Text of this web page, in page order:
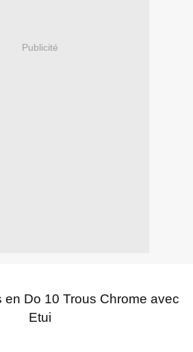
Publicité
en Do 10 Trous Chrome avec
Etui